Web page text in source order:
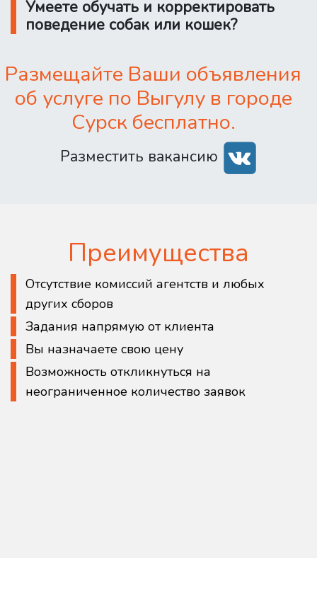
Умеете обучать и корректировать
поведение собак или кошек?
Размещайте Ваши объявления
об услуге по Выгулу в городе
Сурск бесплатно.
Разместить вакансию
Преимущества
Отсутствие комиссий агентств и любых
других сборов
Задания напрямую от клиента
Вы назначаете свою цену
Возможность откликнуться на
неограниченное количество заявок